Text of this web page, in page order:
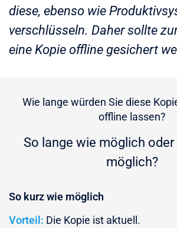
diese, ebenso wie
verschlüsseln. Daher sollte
eine Kopie offline gesichert
Wie lange würden Sie diese
offline lassen?
So lange wie möglich
möglich?
So kurz wie möglich
Vorteil: Die Kopie ist aktuell.